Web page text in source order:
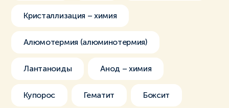
Кристаллизация – химия
Алюмотермия (алюминотермия)
Лантаноиды Анод – химия
Купорос Гематит Боксит